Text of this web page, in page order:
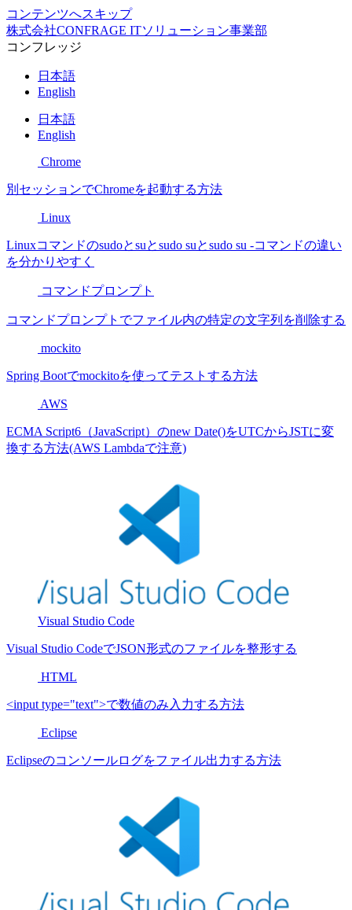
コンテンツへスキップ
株式会社CONFRAGE ITソリューション事業部
コンフレッジ
日本語
English
日本語
English
Chrome
別セッションでChromeを起動する方法
Linux
Linuxコマンドのsudoとsuとsudo suとsudo su -コマンドの違い
を分かりやすく
コマンドプロンプト
コマンドプロンプトでファイル内の特定の文字列を削除する
mockito
Spring Bootでmockitoを使ってテストする方法
AWS
ECMA Script6（JavaScript）のnew Date()をUTCからJSTに変
換する方法(AWS Lambdaで注意)
Visual Studio Code
Visual Studio CodeでJSON形式のファイルを整形する
HTML
<input type="text">で数値のみ入力する方法
Eclipse
Eclipseのコンソールログをファイル出力する方法